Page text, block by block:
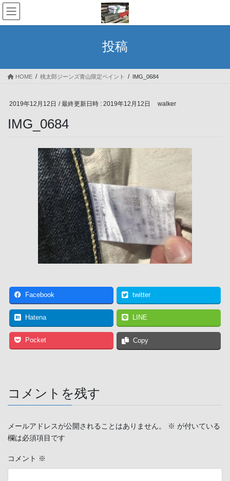
コ
ン
テ
ス
ナ
ビ
ゲ
ン
投稿
HOME 桃太郎ジーンズ青山限定ペイント IMG_0684
2019年12月12日 / 最終更新日時 : 2019年12月12日 walker
IMG_0684
Facebook twitter
Hatena LINE
Pocket Copy
コメントを残す
メールアドレスが公開されることはありません。 ※ が付いている
欄は必須項目です
コメント ※